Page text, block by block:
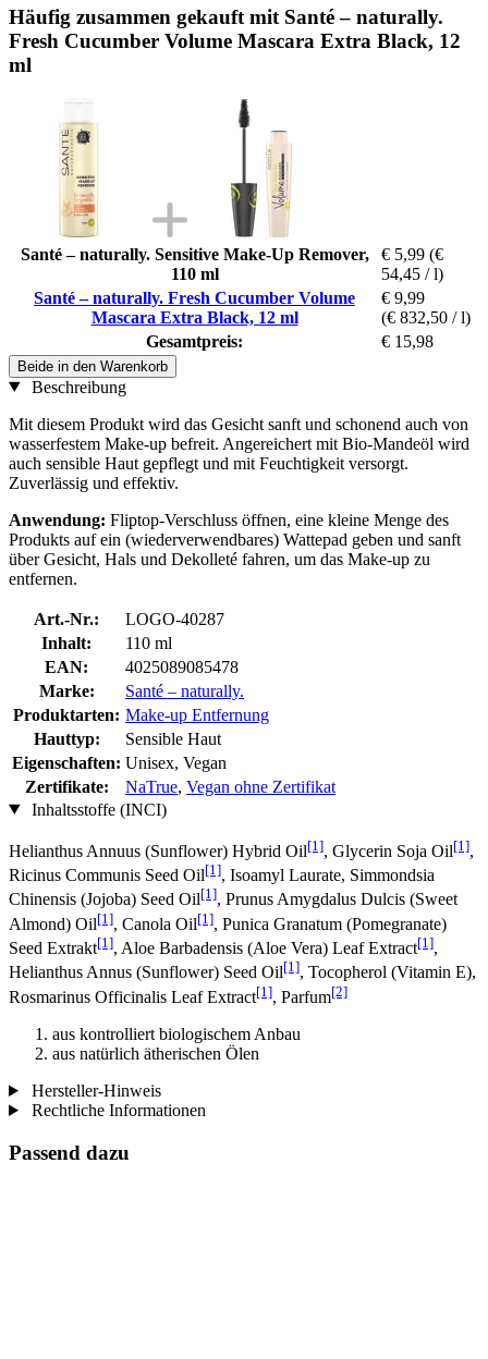
Häufig zusammen gekauft mit Santé – naturally.
Fresh Cucumber Volume Mascara Extra Black, 12
ml
Santé – naturally. Sensitive Make-Up Remover,
110 ml
€ 5,99 (€
54,45 / l)
Santé – naturally. Fresh Cucumber Volume
Mascara Extra Black, 12 ml
€ 9,99
(€ 832,50 / l)
Gesamtpreis:
€ 15,98
Beide in den Warenkorb
Beschreibung
Mit diesem Produkt wird das Gesicht sanft und schonend auch von
wasserfestem Make-up befreit. Angereichert mit Bio-Mandeöl wird
auch sensible Haut gepflegt und mit Feuchtigkeit versorgt.
Zuverlässig und effektiv.
Anwendung: Fliptop-Verschluss öffnen, eine kleine Menge des
Produkts auf ein (wiederverwendbares) Wattepad geben und sanft
über Gesicht, Hals und Dekolleté fahren, um das Make-up zu
entfernen.
Art.-Nr.:
LOGO-40287
Inhalt:
110 ml
EAN:
4025089085478
Marke:
Santé – naturally.
Produktarten: Make-up Entfernung
Hauttyp:
Sensible Haut
Eigenschaften: Unisex, Vegan
Zertifikate:
NaTrue, Vegan ohne Zertifikat
Inhaltsstoffe (INCI)
Helianthus Annuus (Sunflower) Hybrid Oil[1], Glycerin Soja Oil[1],
Ricinus Communis Seed Oil[1], Isoamyl Laurate, Simmondsia
Chinensis (Jojoba) Seed Oil[1], Prunus Amygdalus Dulcis (Sweet
Almond) Oil[1], Canola Oil[1], Punica Granatum (Pomegranate)
Seed Extrakt[1], Aloe Barbadensis (Aloe Vera) Leaf Extract[1],
Helianthus Annus (Sunflower) Seed Oil[1], Tocopherol (Vitamin E),
Rosmarinus Officinalis Leaf Extract[1], Parfum[2]
aus kontrolliert biologischem Anbau
aus natürlich ätherischen Ölen
Hersteller-Hinweis
Rechtliche Informationen
Passend dazu